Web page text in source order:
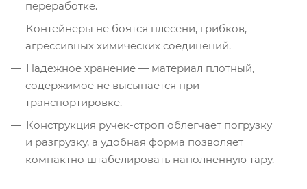
переработке.
Контейнеры не боятся плесени, грибков,
агрессивных химических соединений.
Надежное хранение — материал плотный,
содержимое не высыпается при
транспортировке.
Конструкция ручек-строп облегчает погрузку
и разгрузку, а удобная форма позволяет
компактно штабелировать наполненную тару.